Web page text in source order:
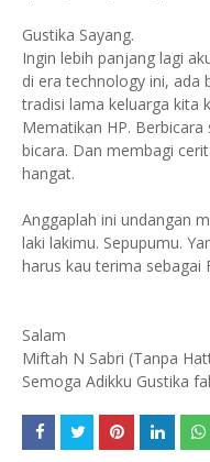
Gustika Sayang.
Ingin lebih panjang lagi
di era technology ini, ada
tradisi lama keluarga kita
Mematikan HP.
bicara. Dan membagi
hangat.
Anggaplah ini undangan
laki lakimu. Sepupumu.
harus kau terima sebagai
Salam
Miftah N Sabri (Tanpa
Semoga Adikku Gustika